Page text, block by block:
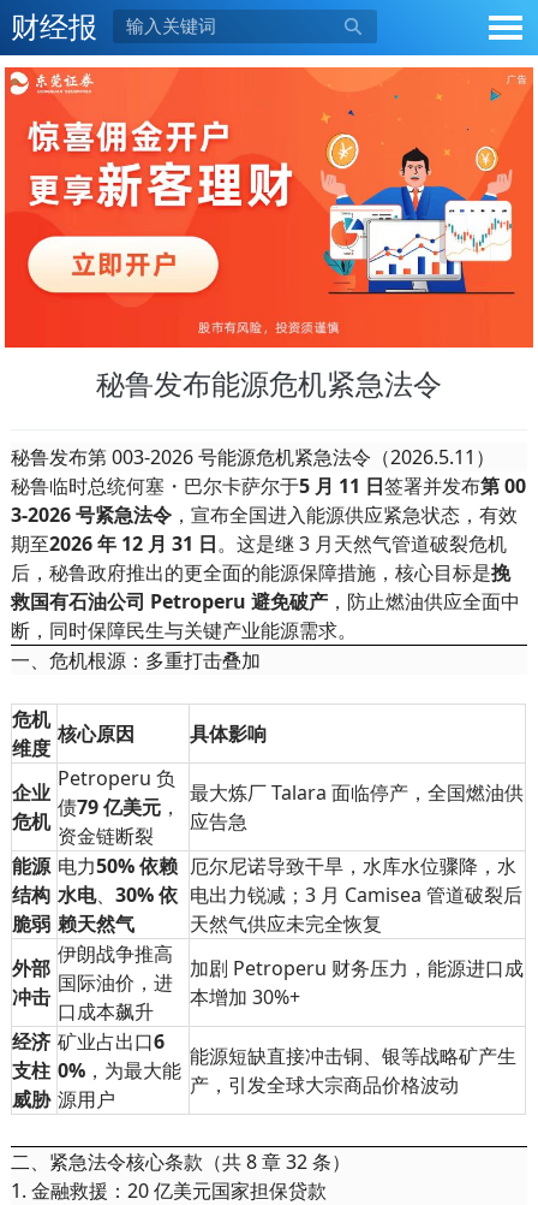
财经报 
秘鲁发布能源危机紧急法令
秘鲁发布第 003-2026 号能源危机紧急法令（2026.5.11）
秘鲁临时总统何塞・巴尔卡萨尔于5 月 11 日签署并发布第 00
3-2026 号紧急法令 ，宣布全国进入能源供应紧急状态，有效
期至2026 年 12 月 31 日。这是继 3 月天然气管道破裂危机
后，秘鲁政府推出的更全面的能源保障措施，核心目标是挽
救国有石油公司 Petroperu 避免破产 ，防止燃油供应全面中
断，同时保障民生与关键产业能源需求。
一、危机根源：多重打击叠加
危机
维度
核心原因 具体影响
企业
危机
Petroperu 负
债79 亿美元 ，
资金链断裂
最大炼厂 Talara 面临停产，全国燃油供
应告急
能源
结构
脆弱
电力50% 依赖
水电、30% 依
赖天然气
厄尔尼诺导致干旱，水库水位骤降，水
电出力锐减；3 月 Camisea 管道破裂后
天然气供应未完全恢复
外部
冲击
伊朗战争推高
国际油价，进
口成本飙升
加剧 Petroperu 财务压力，能源进口成
本增加 30%+
经济
支柱
威胁
矿业占出口6
0% ，为最大能
源用户
能源短缺直接冲击铜、银等战略矿产生
产，引发全球大宗商品价格波动
二、紧急法令核心条款（共 8 章 32 条）
1. 金融救援：20 亿美元国家担保贷款